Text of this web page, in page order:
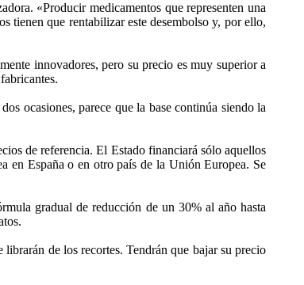
«Producir medicamentos que representen una
tienen que rentabilizar este desembolso y, por ello,
innovadores, pero su precio es muy superior a
ocasiones, parece que la base continúa siendo la
de referencia. El Estado financiará sólo aquellos
en España o en otro país de la Unión Europea. Se
gradual de reducción de un 30% al año hasta
de los recortes. Tendrán que bajar su precio